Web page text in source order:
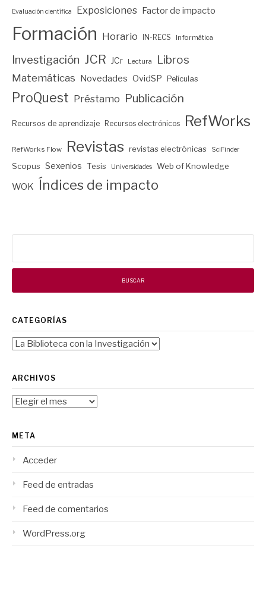
Evaluación científica Exposiciones Factor de impacto
Formación Horario IN-RECS Informática
Investigación JCR JCr Lectura Libros
Matemáticas Novedades OvidSP Películas
ProQuest Préstamo Publicación
Recursos de aprendizaje Recursos electrónicos RefWorks
RefWorks Flow Revistas revistas electrónicas SciFinder
Scopus Sexenios Tesis Universidades Web of Knowledge
WOK Índices de impacto
CATEGORÍAS
Categorías
ARCHIVOS
Archivos
META
Acceder
Feed de entradas
Feed de comentarios
WordPress.org